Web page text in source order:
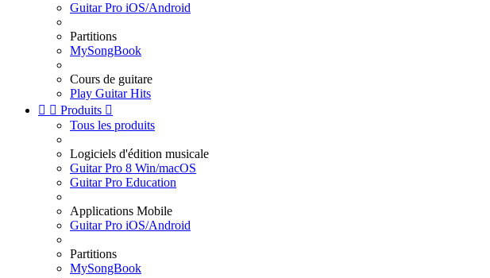
Guitar Pro iOS/Android
Partitions
MySongBook
Cours de guitare
Play Guitar Hits
  Produits 
Tous les produits
Logiciels d'édition musicale
Guitar Pro 8 Win/macOS
Guitar Pro Education
Applications Mobile
Guitar Pro iOS/Android
Partitions
MySongBook